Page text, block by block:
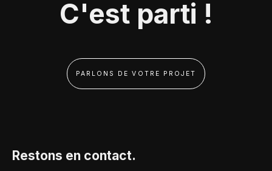
C'est parti !
PARLONS DE VOTRE PROJET
Restons en contact.